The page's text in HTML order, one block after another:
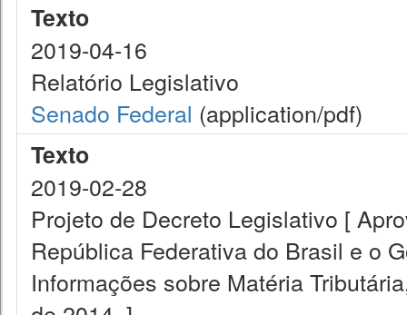
Texto
2019-04-16
Relatório Legislativo
Senado Federal (application/pdf)
Texto
2019-02-28
Projeto de Decreto Legislativo [
República Federativa do Brasil e o
Informações sobre Matéria